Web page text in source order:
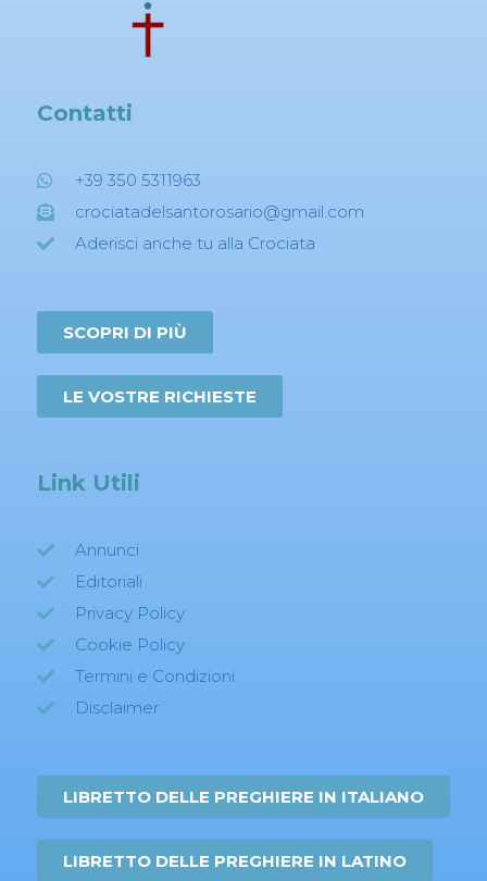
Contatti
+39 350 5311963
crociatadelsantorosario@gmail.com
Aderisci anche tu alla Crociata
SCOPRI DI PIÙ
LE VOSTRE RICHIESTE
Link Utili
Annunci
Editoriali
Privacy Policy
Cookie Policy
Termini e Condizioni
Disclaimer
LIBRETTO DELLE PREGHIERE IN ITALIANO
LIBRETTO DELLE PREGHIERE IN LATINO